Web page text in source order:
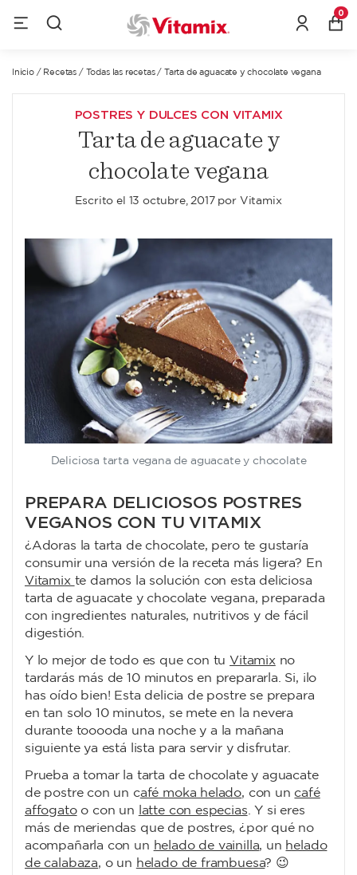
0
Inicio/ Recetas / Todas las recetas/ Tarta de aguacate y chocolate vegana
POSTRES Y DULCES CON VITAMIX
Tarta de aguacate y
chocolate vegana
Escrito el 13 octubre, 2017por Vitamix
Deliciosa tarta vegana de aguacate y chocolate
PREPARA DELICIOSOS POSTRES
VEGANOS CON TU VITAMIX
¿Adoras la tarta de chocolate, pero te gustaría
consumir una versión de la receta más ligera? En
Vitamix te damos la solución con esta deliciosa
tarta de aguacate y chocolate vegana, preparada
con ingredientes naturales, nutritivos y de fácil
digestión.
Y lo mejor de todo es que con tu Vitamixno
tardarás más de 10 minutos en prepararla. Si, ¡lo
has oído bien! Esta delicia de postre se prepara
en tan solo 10 minutos, se mete en la nevera
durante tooooda una noche y a la mañana
siguiente ya está lista para servir y disfrutar.
Prueba a tomar la tarta de chocolate y aguacate
de postre con un café moka helado, con un café
affogatoo con un latte con especias. Y si eres
más de meriendas que de postres, ¿por qué no
acompañarla con un helado de vainilla, un helado
de calabaza, o un helado de frambuesa? 😉